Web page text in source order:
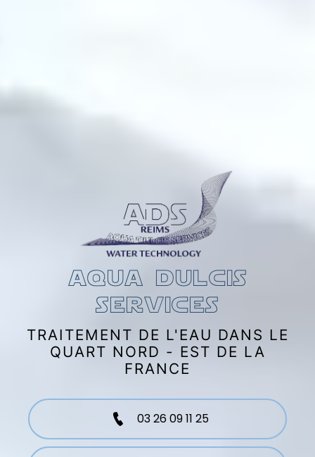
aqua dulcis
services
TRAITEMENT DE L'EAU DANS LE
QUART NORD - EST DE LA
FRANCE
03 26 09 11 25